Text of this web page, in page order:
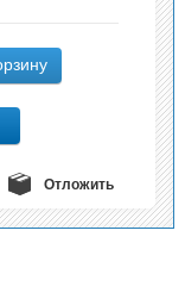
Отложить